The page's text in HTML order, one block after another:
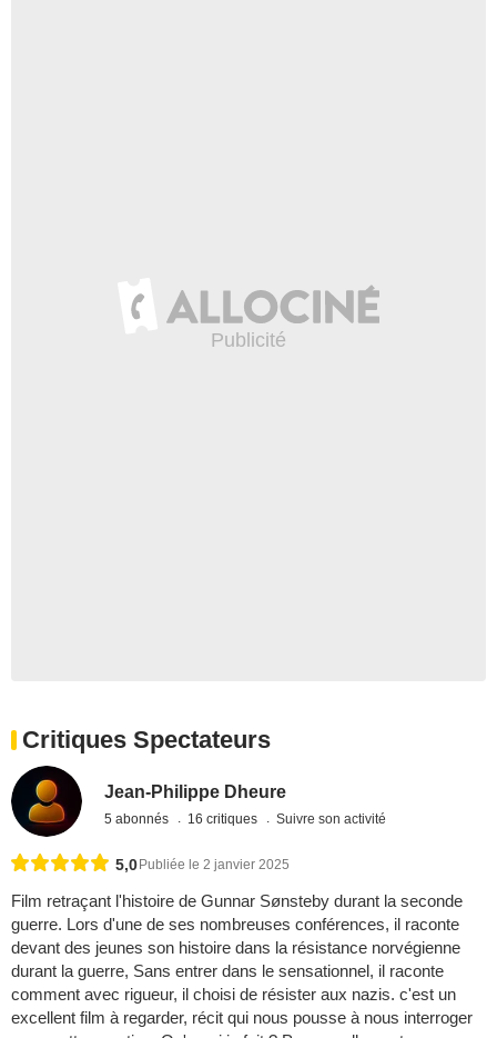
Critiques Spectateurs
Jean-Philippe Dheure
5 abonnés 16 critiques Suivre son activité
5,0 Publiée le 2 janvier 2025
Film retraçant l'histoire de Gunnar Sønsteby durant la seconde
guerre. Lors d'une de ses nombreuses conférences, il raconte
devant des jeunes son histoire dans la résistance norvégienne
durant la guerre, Sans entrer dans le sensationnel, il raconte
comment avec rigueur, il choisi de résister aux nazis. c'est un
excellent film à regarder, récit qui nous pousse à nous interroger